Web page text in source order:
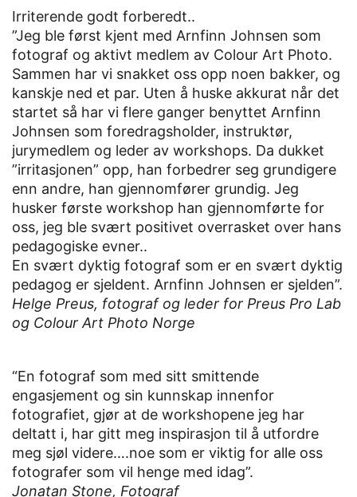
Irriterende godt forberedt..
”Jeg ble først kjent med Arnfinn Johnsen som
fotograf og aktivt medlem av Colour Art Photo.
Sammen har vi snakket oss opp noen bakker, og
kanskje ned et par. Uten å huske akkurat når det
startet så har vi flere ganger benyttet Arnfinn
Johnsen som foredragsholder, instruktør,
jurymedlem og leder av workshops. Da dukket
”irritasjonen” opp, han forbedrer seg grundigere
enn andre, han gjennomfører grundig. Jeg
husker første workshop han gjennomførte for
oss, jeg ble svært positivet overrasket over hans
pedagogiske evner..
En svært dyktig fotograf som er en svært dyktig
pedagog er sjeldent. Arnfinn Johnsen er sjelden”.
Helge Preus, fotograf og leder for Preus Pro Lab
og Colour Art Photo Norge
“En fotograf som med sitt smittende
engasjement og sin kunnskap innenfor
fotografiet, gjør at de workshopene jeg har
deltatt i, har gitt meg inspirasjon til å utfordre
meg sjøl videre….noe som er viktig for alle oss
fotografer som vil henge med idag”.
Jonatan Stone, Fotograf